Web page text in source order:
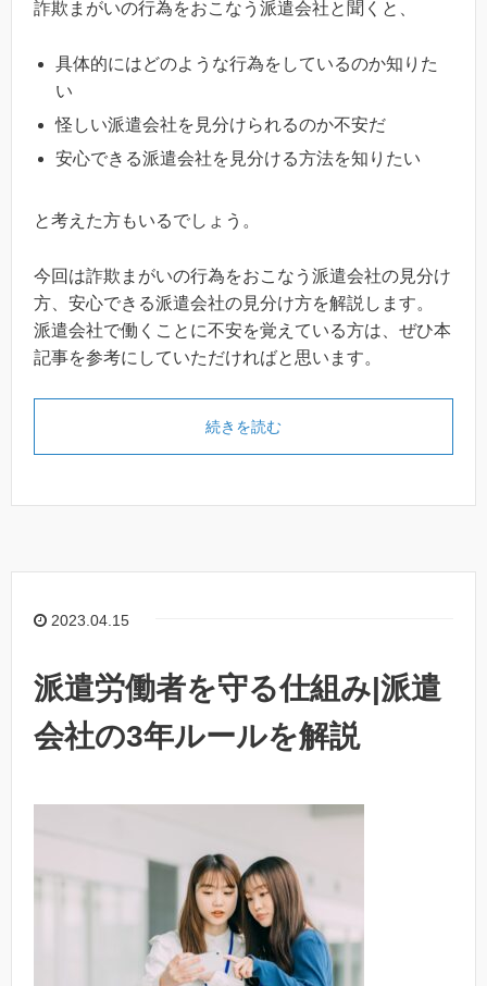
詐欺まがいの行為をおこなう派遣会社と聞くと、
具体的にはどのような行為をしているのか知りた
い
怪しい派遣会社を見分けられるのか不安だ
安心できる派遣会社を見分ける方法を知りたい
と考えた方もいるでしょう。
今回は詐欺まがいの行為をおこなう派遣会社の見分け
方、安心できる派遣会社の見分け方を解説します。
派遣会社で働くことに不安を覚えている方は、ぜひ本
記事を参考にしていただければと思います。
続きを読む
2023.04.15
派遣労働者を守る仕組み|派遣
会社の3年ルールを解説